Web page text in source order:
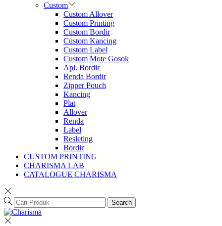
Custom
Custom Allover
Custom Printing
Custom Bordir
Custom Kancing
Custom Label
Custom Mote Gosok
Apl. Bordir
Renda Bordir
Zipper Pouch
Kancing
Plat
Allover
Renda
Label
Resleting
Bordir
CUSTOM PRINTING
CHARISMA LAB
CATALOGUE CHARISMA
Search